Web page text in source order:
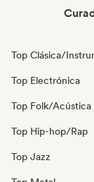
Top Clásica/
Top Electrónica
Top Folk/Acústica
Top Hip-hop/Rap
Top Jazz